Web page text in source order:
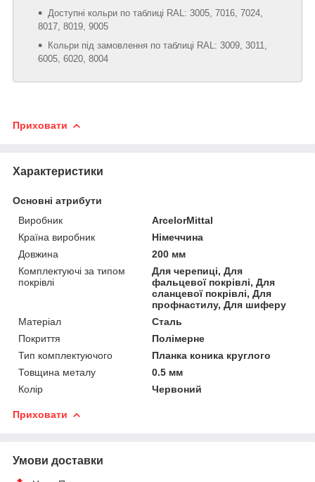
Доступні кольри по таблиці RAL: 3005, 7016, 7024,
8017, 8019, 9005
Кольри під замовлення по таблиці RAL: 3009, 3011,
6005, 6020, 8004
Приховати
Характеристики
Основні атрибути
Виробник
ArcelorMittal
Країна виробник
Німеччина
Довжина
200 мм
Комплектуючі за типом
покрівлі
Для черепиці, Для
фальцевої покрівлі, Для
сланцевої покрівлі, Для
профнастилу, Для шиферу
Матеріал
Сталь
Покриття
Полімерне
Тип комплектуючого
Планка коника круглого
Товщина металу
0.5 мм
Колір
Червоний
Приховати
Умови доставки